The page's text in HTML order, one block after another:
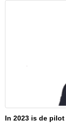
In 2023 is de